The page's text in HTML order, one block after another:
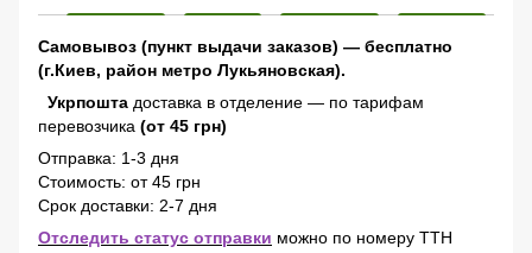
Самовывоз (пункт выдачи заказов) — бесплатно
(г.Киев, район метро Лукьяновская).
Укрпошта доставка в отделение — по тарифам
перевозчика (от 45 грн)
Отправка: 1-3 дня
Стоимость: от 45 грн
Срок доставки: 2-7 дня
Отследить статус отправки можно по номеру ТТН